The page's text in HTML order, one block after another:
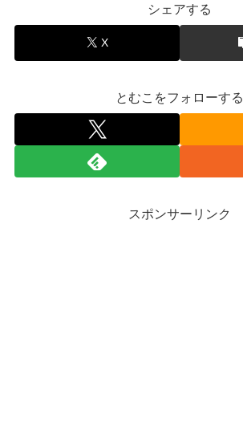
シェアする
X
とむこをフォローする
スポンサーリンク